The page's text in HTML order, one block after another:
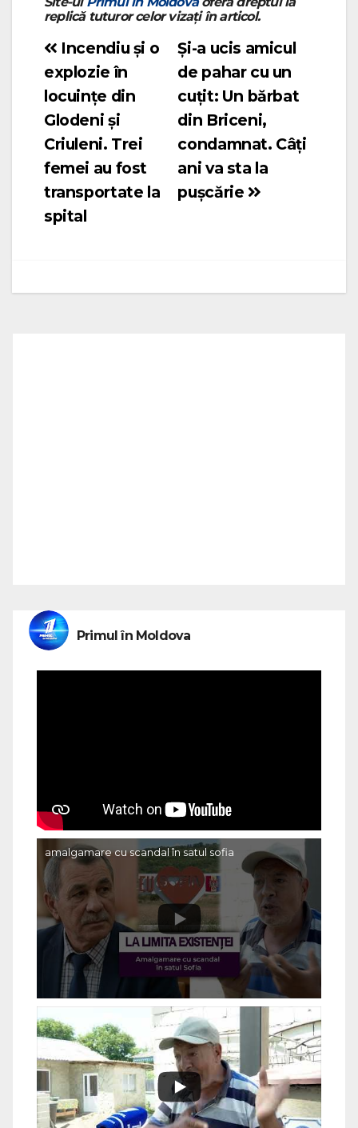
replică tuturor celor vizați în articol.
Navigare
în
articole
Și-a ucis amicul
de pahar cu un
cuțit: Un bărbat
din Briceni,
condamnat. Câți
ani va sta la
pușcărie
Incendiu și o
explozie în
locuințe din
Glodeni și
Criuleni. Trei
femei au fost
transportate la
spital
Primul în Moldova
amalgamare cu scandal în satul sofia